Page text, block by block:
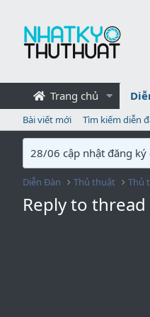
Trang chủ
Bài viết mới Tìm kiếm diễn
28/06 cập nhật đăng ký
Diễn Đàn Thủ thuật Thủ
Reply to thread